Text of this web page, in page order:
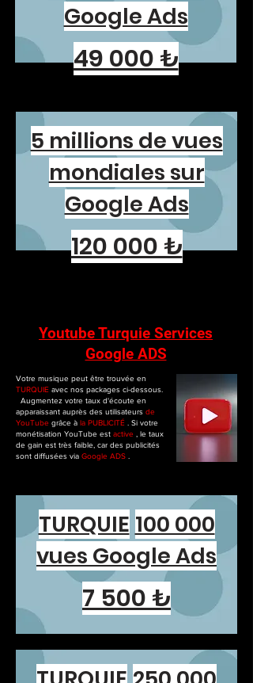
Google Ads
49 000 ₺
5 millions de vues
mondiales sur
Google Ads
120 000 ₺
Youtube Turquie Services
Google ADS
Votre musique peut être trouvée en
TURQUIE avec nos packages ci-dessous.
Augmentez votre taux d'écoute en
apparaissant auprès des utilisateurs de
YouTube grâce à la PUBLICITÉ . Si votre
monétisation YouTube est active , le taux
de gain est très faible, car des publicités
sont diffusées via Google ADS
TURQUIE 100 000
vues Google Ads
7 500 ₺